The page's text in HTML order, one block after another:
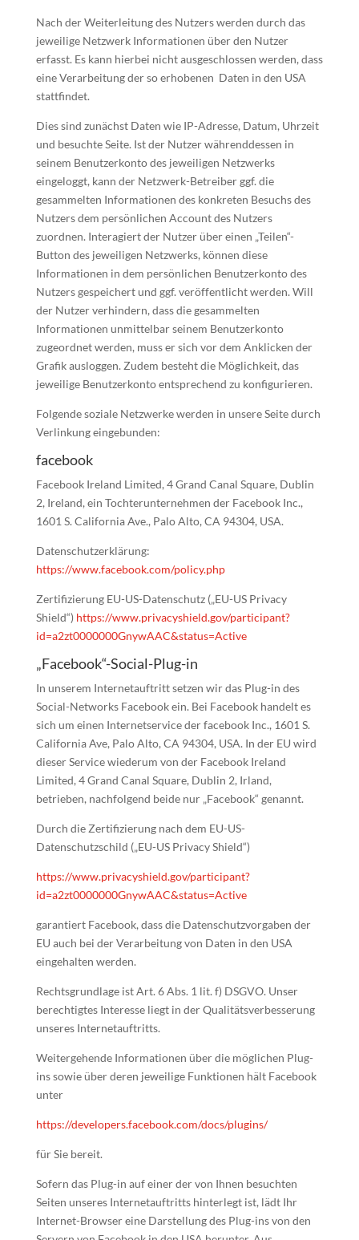
Nach der Weiterleitung des Nutzers werden durch das
jeweilige Netzwerk Informationen über den Nutzer
erfasst. Es kann hierbei nicht ausgeschlossen werden, dass
eine Verarbeitung der so erhobenen Daten in den USA
stattfindet.
Dies sind zunächst Daten wie IP-Adresse, Datum, Uhrzeit
und besuchte Seite. Ist der Nutzer währenddessen in
seinem Benutzerkonto des jeweiligen Netzwerks
eingeloggt, kann der Netzwerk-Betreiber ggf. die
gesammelten Informationen des konkreten Besuchs des
Nutzers dem persönlichen Account des Nutzers
zuordnen. Interagiert der Nutzer über einen „Teilen“-
Button des jeweiligen Netzwerks, können diese
Informationen in dem persönlichen Benutzerkonto des
Nutzers gespeichert und ggf. veröffentlicht werden. Will
der Nutzer verhindern, dass die gesammelten
Informationen unmittelbar seinem Benutzerkonto
zugeordnet werden, muss er sich vor dem Anklicken der
Grafik ausloggen. Zudem besteht die Möglichkeit, das
jeweilige Benutzerkonto entsprechend zu konfigurieren.
Folgende soziale Netzwerke werden in unsere Seite durch
Verlinkung eingebunden:
facebook
Facebook Ireland Limited, 4 Grand Canal Square, Dublin
2, Ireland, ein Tochterunternehmen der Facebook Inc.,
1601 S. California Ave., Palo Alto, CA 94304, USA.
Datenschutzerklärung:
https://www.facebook.com/policy.php
Zertifizierung EU-US-Datenschutz („EU-US Privacy
Shield“) https://www.privacyshield.gov/participant?
id=a2zt0000000GnywAAC&status=Active
„Facebook“-Social-Plug-in
In unserem Internetauftritt setzen wir das Plug-in des
Social-Networks Facebook ein. Bei Facebook handelt es
sich um einen Internetservice der facebook Inc., 1601 S.
California Ave, Palo Alto, CA 94304, USA. In der EU wird
dieser Service wiederum von der Facebook Ireland
Limited, 4 Grand Canal Square, Dublin 2, Irland,
betrieben, nachfolgend beide nur „Facebook“ genannt.
Durch die Zertifizierung nach dem EU-US-
Datenschutzschild („EU-US Privacy Shield“)
https://www.privacyshield.gov/participant?
id=a2zt0000000GnywAAC&status=Active
garantiert Facebook, dass die Datenschutzvorgaben der
EU auch bei der Verarbeitung von Daten in den USA
eingehalten werden.
Rechtsgrundlage ist Art. 6 Abs. 1 lit. f) DSGVO. Unser
berechtigtes Interesse liegt in der Qualitätsverbesserung
unseres Internetauftritts.
Weitergehende Informationen über die möglichen Plug-
ins sowie über deren jeweilige Funktionen hält Facebook
unter
https://developers.facebook.com/docs/plugins/
für Sie bereit.
Sofern das Plug-in auf einer der von Ihnen besuchten
Seiten unseres Internetauftritts hinterlegt ist, lädt Ihr
Internet-Browser eine Darstellung des Plug-ins von den